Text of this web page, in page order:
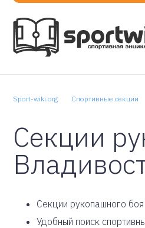
Sport-wiki.org Спортивные секции
Секции
Cекции рукопашного
Удобный поиск